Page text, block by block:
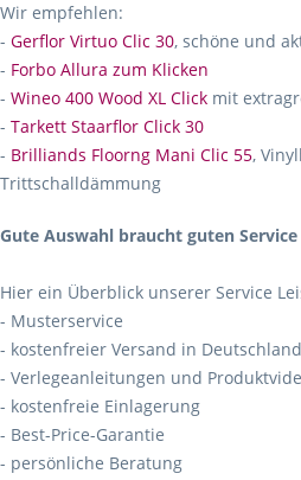
Wir empfehlen:
- Gerflor Virtuo Clic 30, schöne und
- Forbo Allura zum Klicken
- Wineo 400 Wood XL Click mit
- Tarkett Staarflor Click 30
- Brilliands Floorng Mani Clic 55,
Trittschalldämmung
Gute Auswahl braucht guten Service
Hier ein Überblick unserer Service
- Musterservice
- kostenfreier Versand in Deutschland
- Verlegeanleitungen und
- kostenfreie Einlagerung
- Best-Price-Garantie
- persönliche Beratung